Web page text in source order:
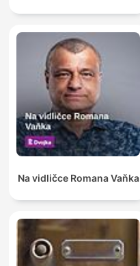
Na vidličce Romana Vaňka